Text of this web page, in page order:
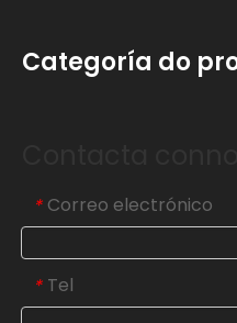
Categoría do
* Correo electrónico
* Tel